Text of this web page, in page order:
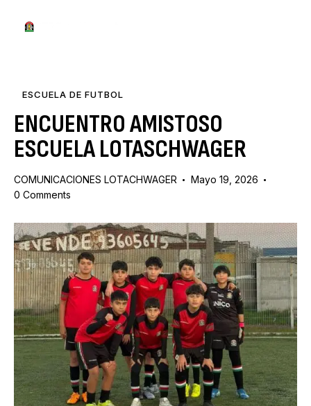
ESCUELA DE FUTBOL
ENCUENTRO AMISTOSO
ESCUELA LOTASCHWAGER
COMUNICACIONES LOTACHWAGER
Mayo 19, 2026
0 Comments